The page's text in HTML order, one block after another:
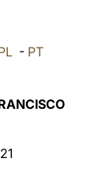
POLSKI
中文
- PT